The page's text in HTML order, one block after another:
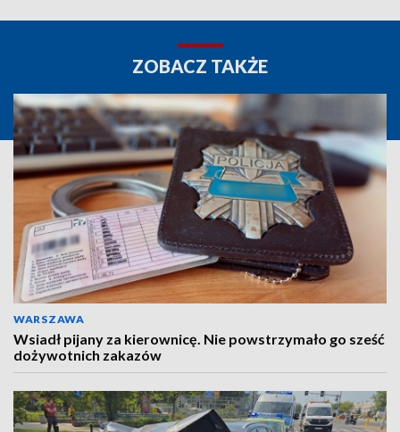
ZOBACZ TAKŻE
WARSZAWA
Wsiadł pijany za kierownicę. Nie powstrzymało go sześć
dożywotnich zakazów